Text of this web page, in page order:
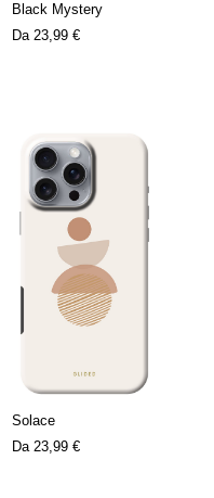
Black Mystery
Da 23,99 €
Solace
Da 23,99 €